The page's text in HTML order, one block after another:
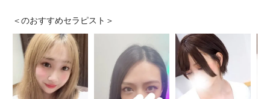
＜のおすすめセラピスト＞